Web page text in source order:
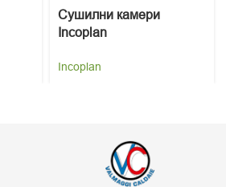
Сушилни камери
Incoplan
Incoplan